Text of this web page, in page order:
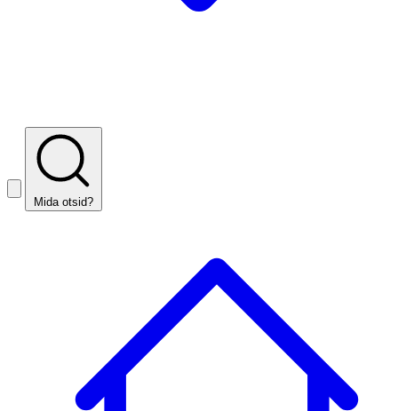
Mida otsid?